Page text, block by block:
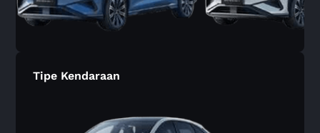
Tipe Kendaraan